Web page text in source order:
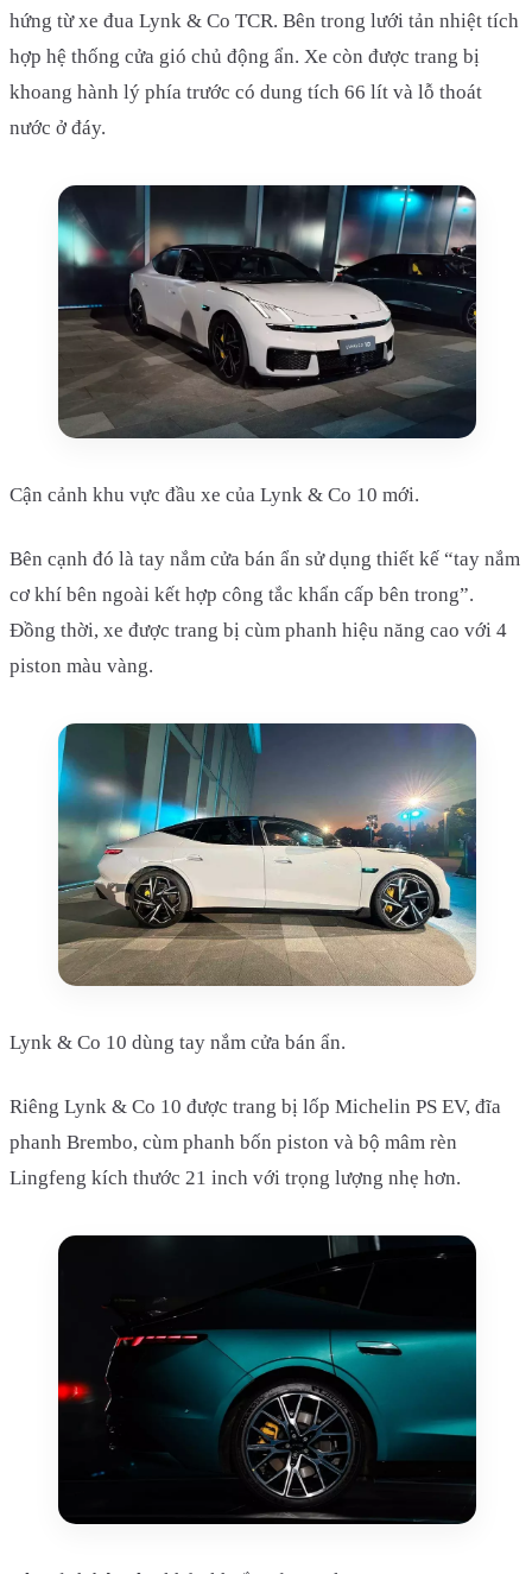
hứng từ xe đua Lynk & Co TCR. Bên trong lưới tản nhiệt tích
hợp hệ thống cửa gió chủ động ẩn. Xe còn được trang bị
khoang hành lý phía trước có dung tích 66 lít và lỗ thoát
nước ở đáy.
Cận cảnh khu vực đầu xe của Lynk & Co 10 mới.
Bên cạnh đó là tay nắm cửa bán ẩn sử dụng thiết kế “tay nắm
cơ khí bên ngoài kết hợp công tắc khẩn cấp bên trong”.
Đồng thời, xe được trang bị cùm phanh hiệu năng cao với 4
piston màu vàng.
Lynk & Co 10 dùng tay nắm cửa bán ẩn.
Riêng Lynk & Co 10 được trang bị lốp Michelin PS EV, đĩa
phanh Brembo, cùm phanh bốn piston và bộ mâm rèn
Lingfeng kích thước 21 inch với trọng lượng nhẹ hơn.